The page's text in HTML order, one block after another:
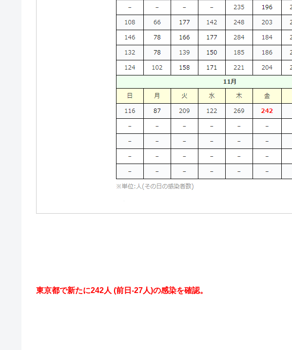
東京都で新たに242人 (前日-27人)の感染を確認。